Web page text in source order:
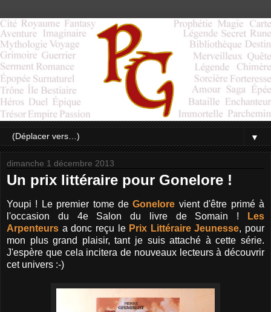
▼
dimanche 1 décembre 2013
Un prix littéraire pour Gonelore !
Youpi ! Le premier tome deGonelore vient d'être primé à
l'occasion du 4e Salon du livre de Somain !
Les
Arpenteurs a donc reçu le Prix Littéraire Jeunesse, pour
mon plus grand plaisir, tant je suis attaché à cette série.
J'espère que cela incitera de nouveaux lecteurs à découvrir
cet univers :-)